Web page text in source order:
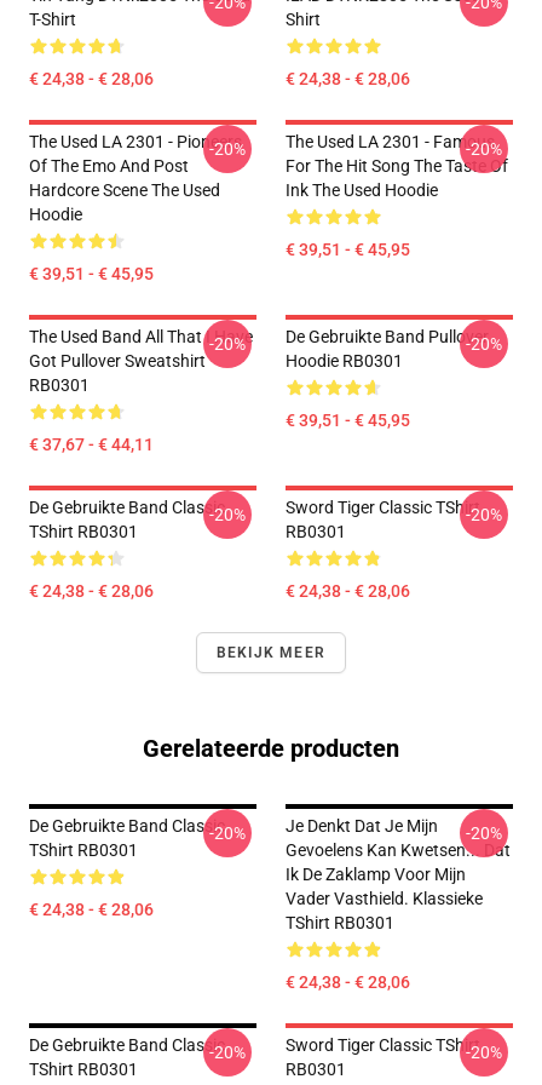
T-Shirt
€ 24,38 - € 28,06
Shirt
€ 24,38 - € 28,06
The Used LA 2301 - Pioneers
Of The Emo And Post
Hardcore Scene The Used
Hoodie
€ 39,51 - € 45,95
-20%
The Used LA 2301 - Famous
For The Hit Song The Taste Of
Ink The Used Hoodie
€ 39,51 - € 45,95
-20%
The Used Band All That I Have
Got Pullover Sweatshirt
RB0301
€ 37,67 - € 44,11
-20%
De Gebruikte Band Pullover
Hoodie RB0301
€ 39,51 - € 45,95
-20%
De Gebruikte Band Classic
TShirt RB0301
€ 24,38 - € 28,06
-20%
Sword Tiger Classic TShirt
RB0301
€ 24,38 - € 28,06
-20%
BEKIJK MEER
Gerelateerde producten
De Gebruikte Band Classic
TShirt RB0301
€ 24,38 - € 28,06
-20%
Je Denkt Dat Je Mijn
Gevoelens Kan Kwetsen... Dat
Ik De Zaklamp Voor Mijn
Vader Vasthield. Klassieke
TShirt RB0301
€ 24,38 - € 28,06
-20%
De Gebruikte Band Classic
TShirt RB0301
-20%
Sword Tiger Classic TShirt
RB0301
-20%